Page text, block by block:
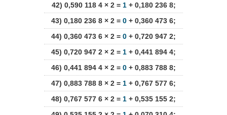
42) 0,590 118 4 × 2 = 1 + 0,180 236 8;
43) 0,180 236 8 × 2 = 0 + 0,360 473 6;
44) 0,360 473 6 × 2 = 0 + 0,720 947 2;
45) 0,720 947 2 × 2 = 1 + 0,441 894 4;
46) 0,441 894 4 × 2 = 0 + 0,883 788 8;
47) 0,883 788 8 × 2 = 1 + 0,767 577 6;
48) 0,767 577 6 × 2 = 1 + 0,535 155 2;